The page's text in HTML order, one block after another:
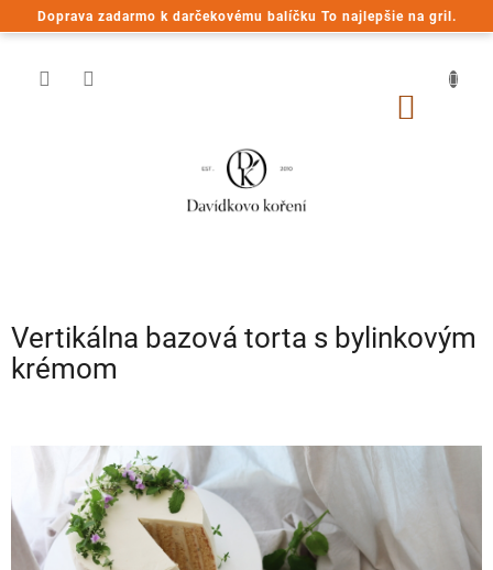
Doprava zadarmo k darčekovému balíčku To najlepšie na gril.
Prejsť
na
Vertikálna bazová torta s bylinkovým
krémom